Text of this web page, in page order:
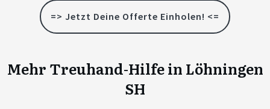
=> Jetzt Deine Offerte Einholen! <=
Mehr Treuhand-Hilfe in Löhningen
SH